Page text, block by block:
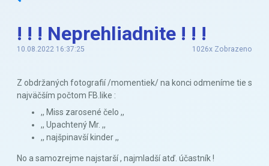
! ! ! Neprehliadnite ! ! !
10.08.2022 16:37:25 1026x Zobrazeno
Z obdržaných fotografií /momentiek/ na konci odmeníme tie s
najväčším počtom FB.like :
,, Miss zarosené čelo ,,
,, Upachtený Mr. ,,
,, najšpinavší kinder ,,
No a samozrejme najstarší , najmladší atď. účastník !